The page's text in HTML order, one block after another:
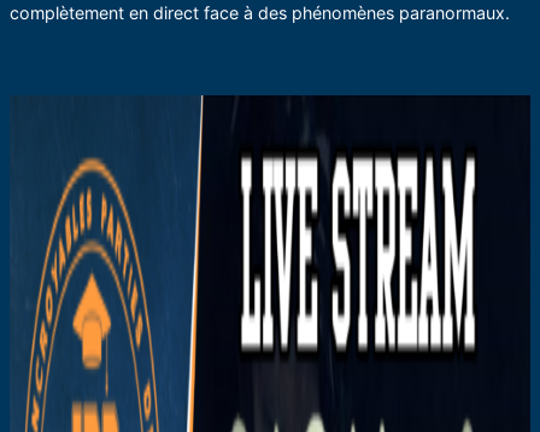
complètement en direct face à des phénomènes paranormaux.